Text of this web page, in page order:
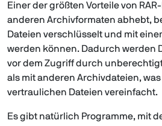
Einer der größten Vorteile von
anderen Archivformaten abhebt,
Dateien verschlüsselt und mit
werden können. Dadurch werden
vor dem Zugriff durch
als mit anderen Archivdateien, was
vertraulichen Dateien vereinfacht.
Es gibt natürlich Programme, mit